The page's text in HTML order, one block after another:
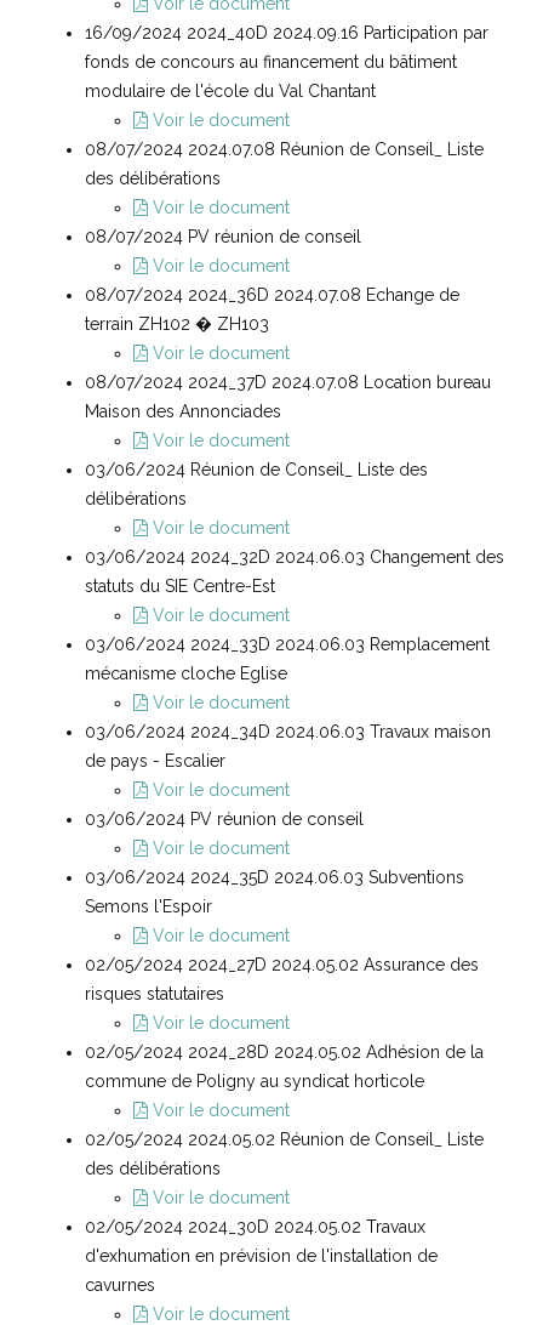
16/09/2024 2024_40D 2024.09.16 Participation par
fonds de concours au financement du bâtiment
modulaire de l'école du Val Chantant
Voir le document
08/07/2024 2024.07.08 Réunion de Conseil_ Liste
des délibérations
Voir le document
08/07/2024 PV réunion de conseil
Voir le document
08/07/2024 2024_36D 2024.07.08 Echange de
terrain ZH102 � ZH103
Voir le document
08/07/2024 2024_37D 2024.07.08 Location bureau
Maison des Annonciades
Voir le document
03/06/2024 Réunion de Conseil_ Liste des
délibérations
Voir le document
03/06/2024 2024_32D 2024.06.03 Changement des
statuts du SIE Centre-Est
Voir le document
03/06/2024 2024_33D 2024.06.03 Remplacement
mécanisme cloche Eglise
Voir le document
03/06/2024 2024_34D 2024.06.03 Travaux maison
de pays - Escalier
Voir le document
03/06/2024 PV réunion de conseil
Voir le document
03/06/2024 2024_35D 2024.06.03 Subventions
Semons l'Espoir
Voir le document
02/05/2024 2024_27D 2024.05.02 Assurance des
risques statutaires
Voir le document
02/05/2024 2024_28D 2024.05.02 Adhésion de la
commune de Poligny au syndicat horticole
Voir le document
02/05/2024 2024.05.02 Réunion de Conseil_ Liste
des délibérations
Voir le document
02/05/2024 2024_30D 2024.05.02 Travaux
d'exhumation en prévision de l'installation de
cavurnes
Voir le document